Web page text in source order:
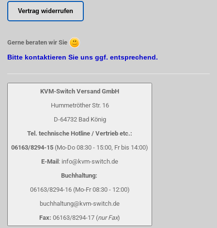
Vertrag widerrufen
Gerne beraten wir Sie
Bitte kontaktieren Sie uns ggf. entsprechend.
KVM-Switch Versand GmbH
Hummetröther Str. 16
D-64732 Bad König
Tel. technische Hotline / Vertrieb etc.:
06163/8294-15 (Mo-Do 08:30 - 15:00, Fr bis 14:00)
E-Mail : info@kvm-switch.de
Buchhaltung:
06163/8294-16 (Mo-Fr 08:30 - 12:00)
buchhaltung@kvm-switch.de
Fax: 06163/8294-17 (nur Fax)